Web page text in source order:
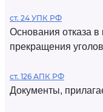
ст. 24 УПК РФ
Основания отказа в
прекращения
ст. 126 АПК РФ
Документы,